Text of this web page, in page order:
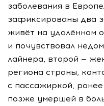
заболевания в
зафиксированы два
живёт на удалённом
и почувствовал
лайнера, второй —
региона страны,
с пассажиркой,
позже умершей в